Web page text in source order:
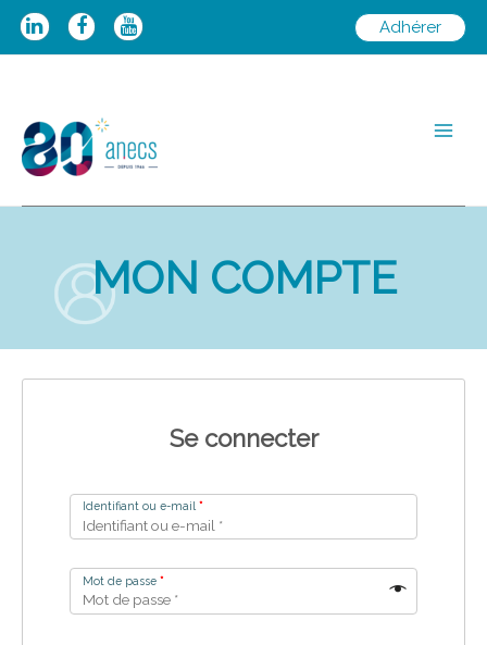
Aller
Adhérer
MON COMPTE
Se connecter
Identifiant ou e-mail *
Mot de passe *